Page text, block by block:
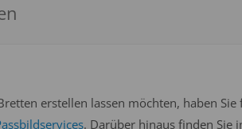
erstellen lassen möchten, haben
. Darüber hinaus finden Sie